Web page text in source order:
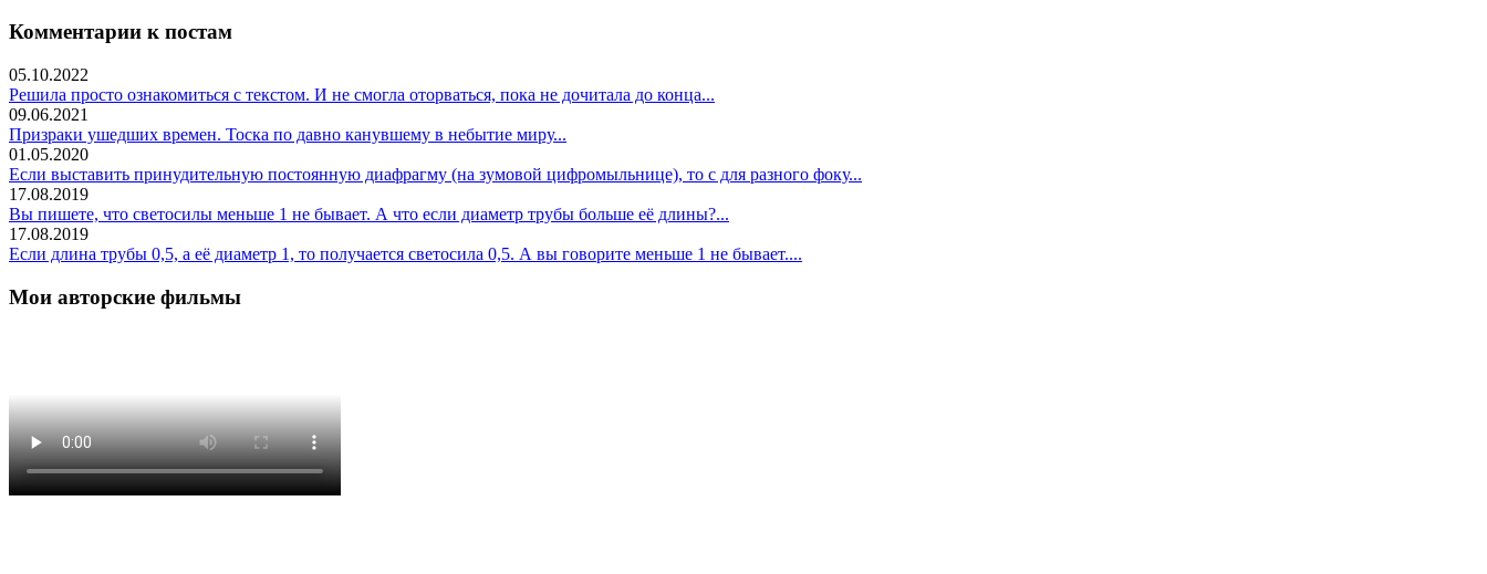
Комментарии к постам
05.10.2022
Решила просто ознакомиться с текстом. И не смогла оторваться, пока не дочитала до конца...
09.06.2021
Призраки ушедших времен. Тоска по давно канувшему в небытие миру...
01.05.2020
Если выставить принудительную постоянную диафрагму (на зумовой цифромыльнице), то с для разного фоку...
17.08.2019
Вы пишете, что светосилы меньше 1 не бывает. А что если диаметр трубы больше её длины?...
17.08.2019
Если длина трубы 0,5, а её диаметр 1, то получается светосила 0,5. А вы говорите меньше 1 не бывает....
Мои авторские фильмы